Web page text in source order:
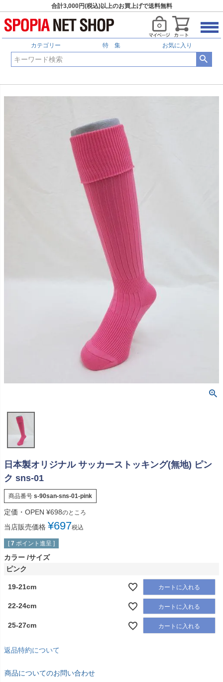
合計3,000円(税込)以上のお買上げで送料無料
カテゴリー 特 集 お気に入り
日本製オリジナル サッカーストッキング(無地) ピン
ク sns-01
商品番号 s-90san-sns-01-pink
定価・OPEN ¥698のところ
当店販売価格 ¥697税込
[ 7 ポイント進呈 ]
カラー サイズ
ピンク
19-21cm カートに入れる
22-24cm カートに入れる
25-27cm カートに入れる
返品特約について
商品についてのお問い合わせ